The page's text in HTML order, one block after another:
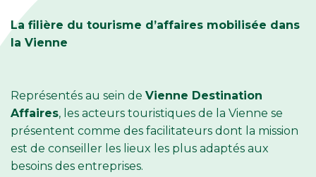
La filière du tourisme d’affaires mobilisée dans
la Vienne
Représentés au sein de Vienne Destination
Affaires, les acteurs touristiques de la Vienne se
présentent comme des facilitateurs dont la mission
est de conseiller les lieux les plus adaptés aux
besoins des entreprises.